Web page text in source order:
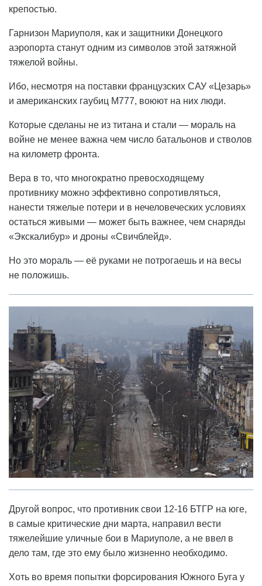
крепостью.
Гарнизон Мариуполя, как и защитники Донецкого
аэропорта станут одним из символов этой затяжной
тяжелой войны.
Ибо, несмотря на поставки французских САУ «Цезарь»
и американских гаубиц М777, воюют на них люди.
Которые сделаны не из титана и стали — мораль на
войне не менее важна чем число батальонов и стволов
на километр фронта.
Вера в то, что многократно превосходящему
противнику можно эффективно сопротивляться,
нанести тяжелые потери и в нечеловеческих условиях
остаться живыми — может быть важнее, чем снаряды
«Экскалибур» и дроны «Свичблейд».
Но это мораль — её руками не потрогаешь и на весы
не положишь.
Другой вопрос, что противник свои 12-16 БТГР на юге,
в самые критические дни марта, направил вести
тяжелейшие уличные бои в Мариуполе, а не ввел в
дело там, где это ему было жизненно необходимо.
Хоть во время попытки форсирования Южного Буга у